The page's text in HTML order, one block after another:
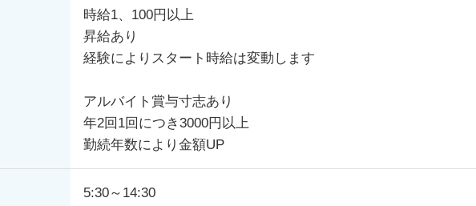
時給1、100円以上
昇給あり
経験によりスタート時給は変動します
アルバイト賞与寸志あり
年2回1回につき3000円以上
勤続年数により金額UP
5:30～14:30